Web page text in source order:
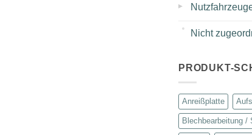
▸
Nicht
PRODUKT-
Anreißplatte
Blechbearbeitung /